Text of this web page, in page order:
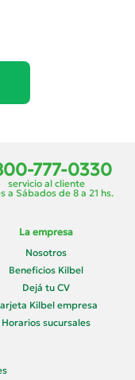
777-0330
servicio al cliente
a Sábados de 8 a 21 hs.
La empresa
Nosotros
Beneficios Kilbel
Dejá tu CV
Kilbel empresa
Horarios sucursales